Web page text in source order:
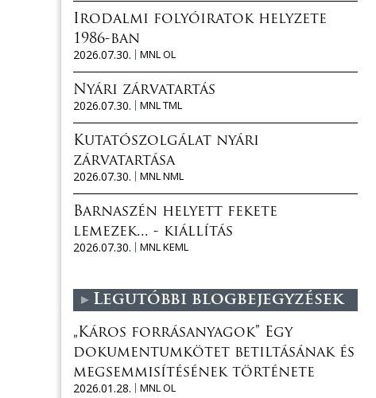
Irodalmi folyóiratok helyzete
1986-ban
2026.07.30.
MNL OL
Nyári zárvatartás
2026.07.30.
MNL TML
Kutatószolgálat nyári
zárvatartása
2026.07.30.
MNL NML
Barnaszén helyett fekete
lemezek... - kiállítás
2026.07.30.
MNL KEML
Legutóbbi blogbejegyzések
„Káros forrásanyagok” Egy
dokumentumkötet betiltásának és
megsemmisítésének története
2026.01.28.
MNL OL